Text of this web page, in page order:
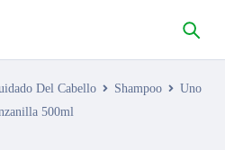
Del Cabello Shampoo
Uno
500ml